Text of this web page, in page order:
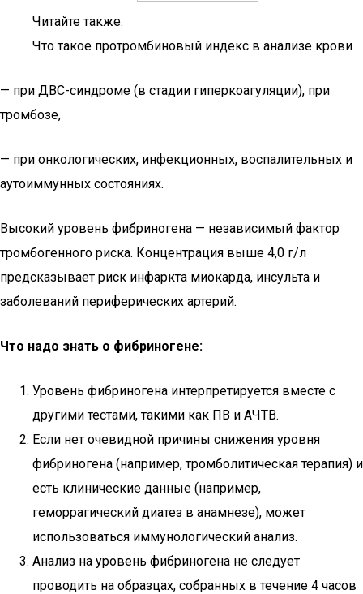
Читайте также:
Что такое протромбиновый индекс в анализе крови
— при ДВС-синдроме (в стадии гиперкоагуляции), при
тромбозе,
— при онкологических, инфекционных, воспалительных и
аутоиммунных состояниях.
Высокий уровень фибриногена — независимый фактор
тромбогенного риска. Концентрация выше 4,0 г/л
предсказывает риск инфаркта миокарда, инсульта и
заболеваний периферических артерий.
Что надо знать о фибриногене:
Уровень фибриногена интерпретируется вместе с
другими тестами, такими как ПВ и АЧТВ.
Если нет очевидной причины снижения уровня
фибриногена (например, тромболитическая терапия) и
есть клинические данные (например,
геморрагический диатез в анамнезе), может
использоваться иммунологический анализ.
Анализ на уровень фибриногена не следует
проводить на образцах, собранных в течение 4 часов